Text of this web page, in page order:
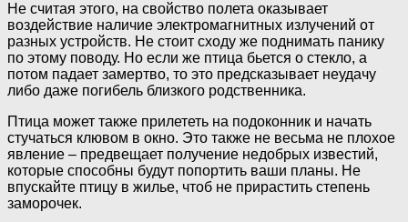
Не считая этого, на свойство полета оказывает
воздействие наличие электромагнитных излучений от
разных устройств. Не стоит сходу же поднимать панику
по этому поводу. Но если же птица бьется о стекло, а
потом падает замертво, то это предсказывает неудачу
либо даже погибель близкого родственника.
Птица может также прилететь на подоконник и начать
стучаться клювом в окно. Это также не весьма не плохое
явление – предвещает получение недобрых известий,
которые способны будут попортить ваши планы. Не
впускайте птицу в жилье, чтоб не прирастить степень
заморочек.